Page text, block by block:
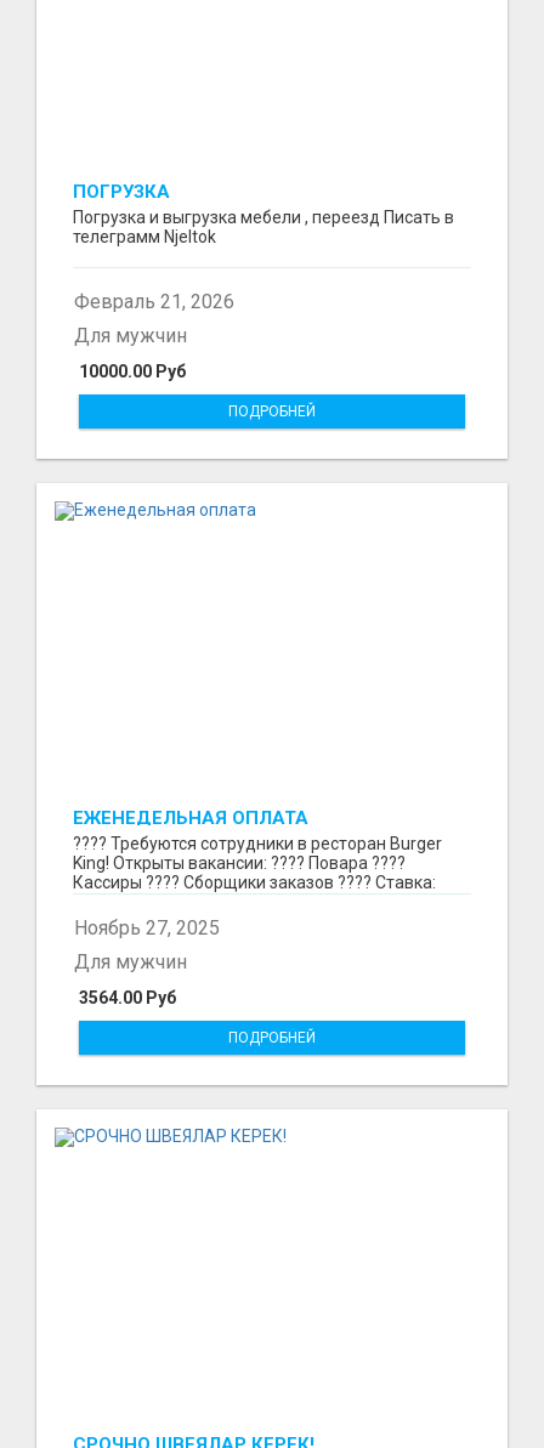
ПОГРУЗКА
Погрузка и выгрузка мебели , переезд Писать в
телеграмм Njeltok
Февраль 21, 2026
10000.00 Руб
Для мужчин
ПОДРОБНЕЙ
ЕЖЕНЕДЕЛЬНАЯ ОПЛАТА
???? Требуются сотрудники в ресторан Burger
King! Открыты вакансии: ???? Повара ????
Кассиры ???? Сборщики заказов ???? Ставка:
Ноябрь 27, 2025
3564.00 Руб
Для мужчин
ПОДРОБНЕЙ